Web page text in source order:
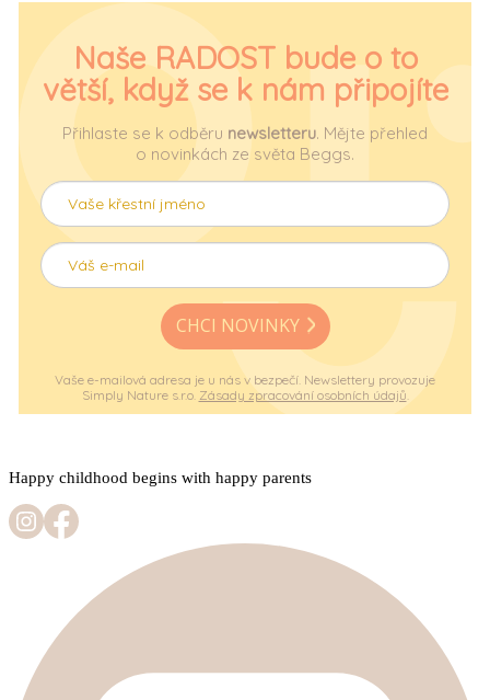
Naše RADOST bude o to
větší, když se k nám připojíte
Přihlaste se k odběru newsletteru. Mějte přehled
o novinkách ze světa Beggs.
CHCI NOVINKY
Vaše e-mailová adresa je u nás v bezpečí. Newslettery provozuje
Simply Nature s.r.o. Zásady zpracování osobních údajů
Happy childhood begins with happy parents